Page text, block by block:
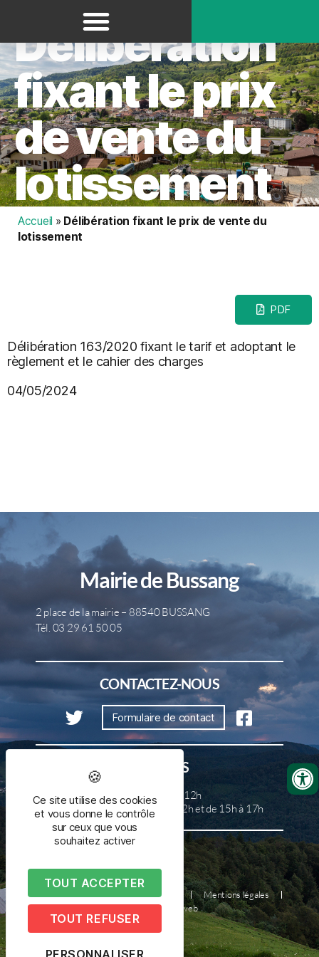
Délibération
fixant le prix
de vente du
lotissement
Accueil » Délibération fixant le prix de vente du
lotissement
PDF
Délibération 163/2020 fixant le tarif et adoptant le
règlement et le cahier des charges
04/05/2024
Mairie de Bussang
2 place de la mairie – 88540 BUSSANG
Tél. 03 29 61 50 05
CONTACTEZ-NOUS
Formulaire de contact
HORAIRES
Lundi, mercredi et samedi de 8h à 12h
Mardi, jeudi et vendredi de 8h à 12h et de 15h à 17h
Nous contacter
Mentions légales
Réalisé par illicoweb
Ce site utilise des cookies
et vous donne le contrôle
sur ceux que vous
souhaitez activer
TOUT ACCEPTER
TOUT REFUSER
PERSONNALISER